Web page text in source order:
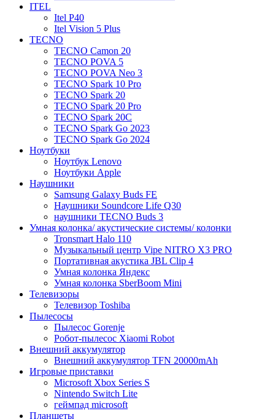
ITEL
Itel P40
Itel Vision 5 Plus
TECNO
TECNO Camon 20
TECNO POVA 5
TECNO POVA Neo 3
TECNO Spark 10 Pro
TECNO Spark 20
TECNO Spark 20 Pro
TECNO Spark 20C
TECNO Spark Go 2023
TECNO Spark Go 2024
Ноутбуки
Ноутбук Lenovo
Ноутбуки Apple
Наушники
Samsung Galaxy Buds FE
Наушники Soundcore Life Q30
наушники TECNO Buds 3
Умная колонка/ акустические системы/ колонки
Tronsmart Halo 110
Музыкальный центр Vipe NITRO X3 PRO
Портативная акустика JBL Clip 4
Умная колонка Яндекс
Умная колонка SberBoom Mini
Телевизоры
Телевизор Toshiba
Пылесосы
Пылесос Gorenje
Робот-пылесос Xiaomi Robot
Внешний аккумулятор
Внешний аккумулятор TFN 20000mAh
Игровые приставки
Microsoft Xbox Series S
Nintendo Switch Lite
геймпад microsoft
Планшеты